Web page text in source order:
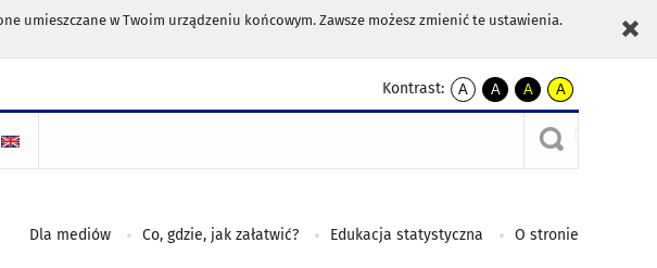
umieszczane w Twoim urządzeniu końcowym. Zawsze możesz zmienić te ustawienia.
Kontrast:
A
kontrast
A
kontrast
czarnym
A
kontrast
żółty
tekst
czarnym
A
kontrast
czarny
tekst
żółtym
Dla mediów Co, gdzie, jak załatwić? Edukacja statystyczna O stronie